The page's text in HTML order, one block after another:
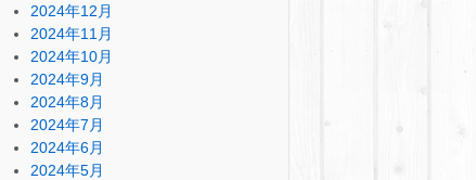
2024年12月
2024年11月
2024年10月
2024年9月
2024年8月
2024年7月
2024年6月
2024年5月